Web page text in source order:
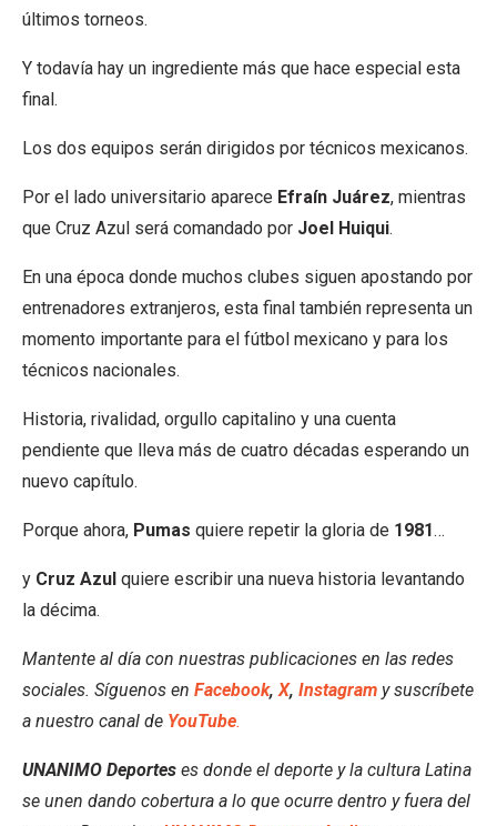
últimos torneos.
Y todavía hay un ingrediente más que hace especial esta
final.
Los dos equipos serán dirigidos por técnicos mexicanos.
Por el lado universitario aparece Efraín Juárez, mientras
que Cruz Azul será comandado por Joel Huiqui.
En una época donde muchos clubes siguen apostando por
entrenadores extranjeros, esta final también representa un
momento importante para el fútbol mexicano y para los
técnicos nacionales.
Historia, rivalidad, orgullo capitalino y una cuenta
pendiente que lleva más de cuatro décadas esperando un
nuevo capítulo.
Porque ahora, Pumas quiere repetir la gloria de 1981…
y Cruz Azul quiere escribir una nueva historia levantando
la décima.
Mantente al día con nuestras publicaciones en las redes
sociales. Síguenos en Facebook, X, Instagram y suscríbete
a nuestro canal de YouTube.
UNANIMO Deportes es donde el deporte y la cultura Latina
se unen dando cobertura a lo que ocurre dentro y fuera del